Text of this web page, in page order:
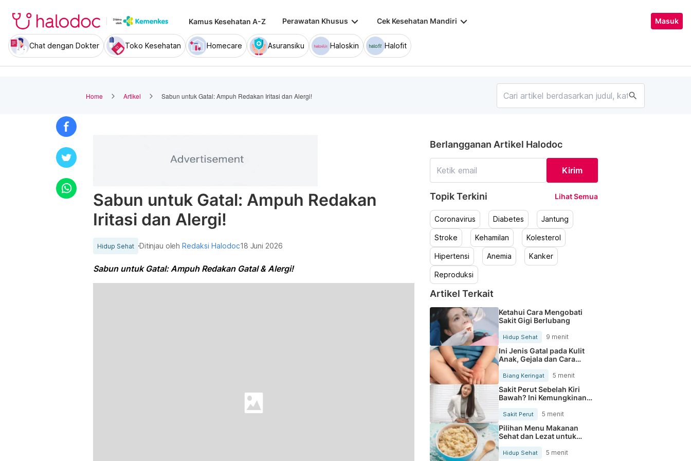
Kamus Kesehatan A-Z Perawatan Khusus keyboard_arrow_down Cek Kesehatan Mandiri keyboard_arrow_down Masuk
Chat dengan Dokter Toko Kesehatan Homecare Asuransiku Haloskin Halofit
Home Artikel Sabun untuk Gatal: Ampuh Redakan Iritasi dan Alergi! search
Sabun untuk Gatal: Ampuh Redakan
Iritasi dan Alergi!
Hidup Sehat Ditinjau olehRedaksi Halodoc18 Juni 2026
Sabun untuk Gatal: Ampuh Redakan Gatal & Alergi!
Berlangganan Artikel Halodoc
Kirim
Topik Terkini Lihat Semua
Coronavirus Diabetes Jantung
Stroke Kehamilan Kolesterol
Hipertensi Anemia Kanker
Reproduksi
Artikel Terkait
Ketahui Cara Mengobati
Sakit Gigi Berlubang
Hidup Sehat 9 menit
Ini Jenis Gatal pada Kulit
Anak, Gejala dan Cara
Mengobatinya
Biang Keringat 5 menit
Sakit Perut Sebelah Kiri
Bawah? Ini Kemungkinan
Sakit Perut 5 menit
Pilihan Menu Makanan
Sehat dan Lezat untuk
Mengurangi Kolesterol
Hidup Sehat 5 menit